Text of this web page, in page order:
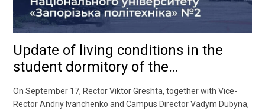
Update of living conditions in the
student dormitory of the
Zaporizhzhia Polytechnic National
University No. 2
On September 17, Rector Viktor Greshta, together with Vice-
Rector Andriy Ivanchenko and Campus Director Vadym Dubyna,